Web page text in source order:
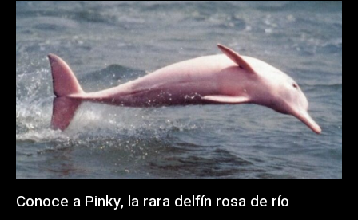
Conoce a Pinky, la rara delfín rosa de río